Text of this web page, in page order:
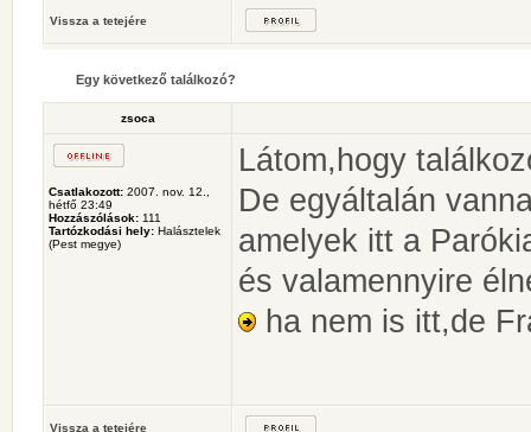
Vissza a tetejére
Egy következő találkozó?
zsoca
Csatlakozott: 2007. nov. 12.,
hétfő 23:49
Hozzászólások: 111
Tartózkodási hely: Halásztelek
(Pest megye)
Látom,hogy
De egyáltalán
amelyek itt a
és valamennyire
ha nem is itt,de
Vissza a tetejére